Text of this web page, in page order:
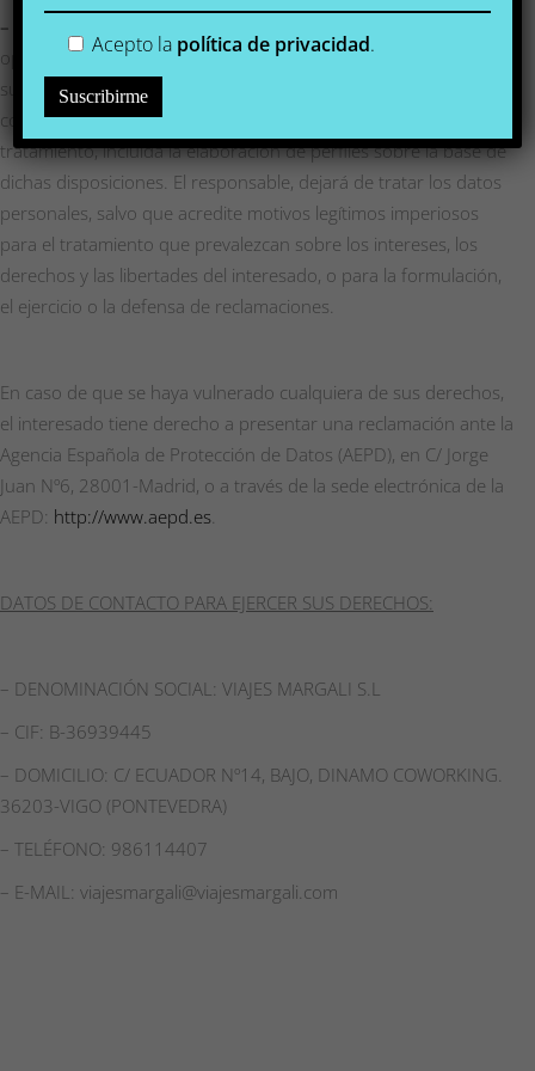
–
oponerse en cualquier momento, por motivos relacionados con
su situación particular, a que datos personales que le
conciernan (interés público e interés legítimo) sean objeto de
tratamiento, incluida la elaboración de perfiles sobre la base de
dichas disposiciones. El responsable, dejará de tratar los datos
personales, salvo que acredite motivos legítimos imperiosos
para el tratamiento que prevalezcan sobre los intereses, los
derechos y las libertades del interesado, o para la formulación,
el ejercicio o la defensa de reclamaciones.
En caso de que se haya vulnerado cualquiera de sus derechos,
el interesado tiene derecho a presentar una reclamación ante la
Agencia Española de Protección de Datos (AEPD), en C/ Jorge
Juan Nº6, 28001-Madrid, o a través de la sede electrónica de la
AEPD: http://www.aepd.es
DATOS DE CONTACTO PARA EJERCER SUS DERECHOS:
– DENOMINACIÓN SOCIAL: VIAJES MARGALI S.L
– CIF: B-36939445
– DOMICILIO: C/ ECUADOR Nº14, BAJO, DINAMO COWORKING.
36203-VIGO (PONTEVEDRA)
– TELÉFONO: 986114407
– E-MAIL: viajesmargali@viajesmargali.com
Acepto la política de privacidad.